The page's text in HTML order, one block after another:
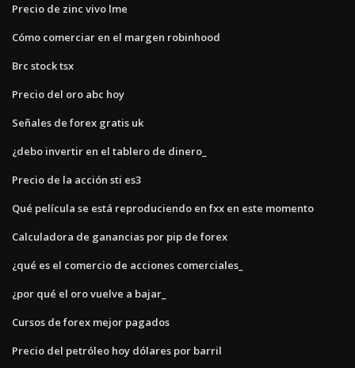
Precio de zinc vivo lme
Cómo comerciar en el margen robinhood
Brc stock tsx
Precio del oro abc hoy
Señales de forex gratis uk
¿debo invertir en el tablero de dinero_
Precio de la acción sti es3
Qué película se está reproduciendo en fxx en este momento
Calculadora de ganancias por pip de forex
¿qué es el comercio de acciones comerciales_
¿por qué el oro vuelve a bajar_
Cursos de forex mejor pagados
Precio del petróleo hoy dólares por barril